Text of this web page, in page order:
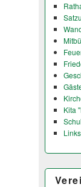
Kita
Links